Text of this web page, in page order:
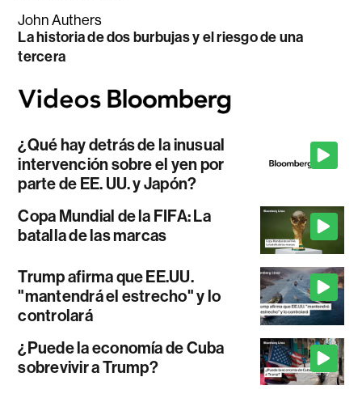
John Authers
La historia de dos burbujas y el riesgo de una
tercera
¿Qué hay detrás de la inusual
intervención sobre el yen por
parte de EE. UU. y Japón?
Copa Mundial de la FIFA: La
batalla de las marcas
Trump afirma que EE.UU.
"mantendrá el estrecho" y lo
controlará
¿Puede la economía de Cuba
sobrevivir a Trump?